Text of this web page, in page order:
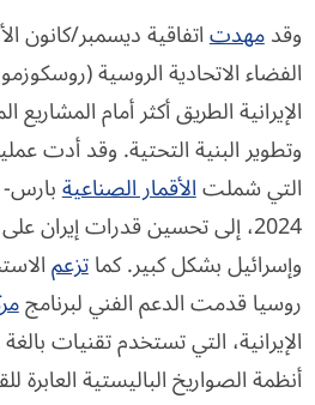
وقدمهدت
الفضاء الاتحادية الروسية
الإيرانية الطريق أكثر أمام المشاريع
وتطوير البنية التحتية. وقد أدت
التي شملتالأقمار الصناعيةبارس-1 و
2024، إلى تحسين قدرات إيران
وإسرائيل بشكل كبير. كماتزعم
روسيا قدمت الدعم الفني لبرنامج
الإيرانية، التي تستخدم تقنيات
أنظمة الصواريخ الباليستية العابرة